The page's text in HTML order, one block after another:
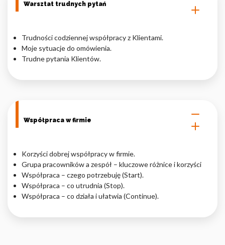
Warsztat trudnych pytań
Trudności codziennej współpracy z Klientami.
Moje sytuacje do omówienia.
Trudne pytania Klientów.
Współpraca w firmie
Korzyści dobrej współpracy w firmie.
Grupa pracowników a zespół – kluczowe różnice i korzyści
Współpraca – czego potrzebuję (Start).
Współpraca – co utrudnia (Stop).
Współpraca – co działa i ułatwia (Continue).